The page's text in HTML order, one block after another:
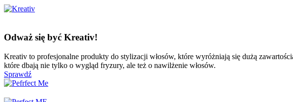
Odważ się być Kreativ!
Kreativ to profesjonalne produkty do stylizacji włosów, które wyróżniają się dużą
które dbają nie tylko o wygląd fryzury, ale też o nawilżenie włosów.
Sprawdź